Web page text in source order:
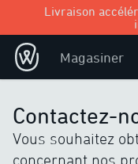
Livraison
Magasiner
Contactez-
Vous souhaitez
concernant nos